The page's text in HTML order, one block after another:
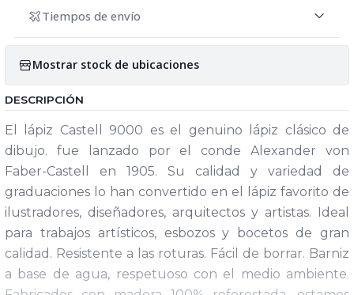
Tiempos de envío
Mostrar stock de ubicaciones
DESCRIPCIÓN
El lápiz Castell 9000 es el genuino lápiz clásico de
dibujo. fue lanzado por el conde Alexander von
Faber-Castell en 1905. Su calidad y variedad de
graduaciones lo han convertido en el lápiz favorito de
ilustradores, diseñadores, arquitectos y artistas. Ideal
para trabajos artísticos, esbozos y bocetos de gran
calidad. Resistente a las roturas. Fácil de borrar. Barniz
a base de agua, respetuoso con el medio ambiente.